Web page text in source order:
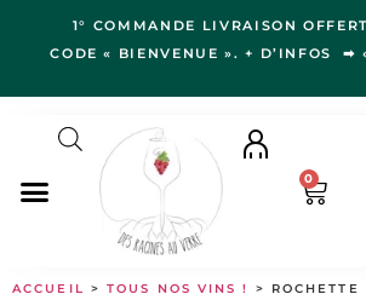
1° COMMANDE LIVRAISON
CODE « BIENVENUE ». + D’INFOS ➡
0
ACCUEIL >TOUS NOS VINS ! > ROCHETTE